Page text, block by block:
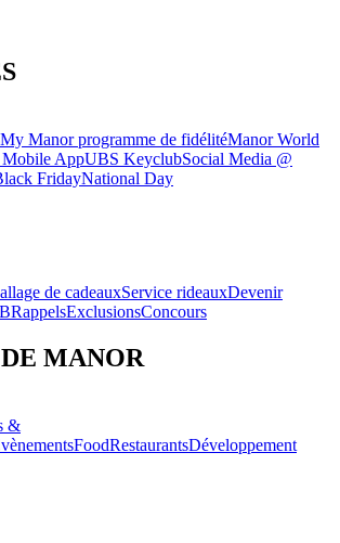
My Manor programme de fidélitéManor World
AppUBS KeyclubSocial Media @
FridayNational Day
de cadeauxService rideauxDevenir
RappelsExclusionsConcours
MANOR
&
FoodRestaurantsDéveloppement